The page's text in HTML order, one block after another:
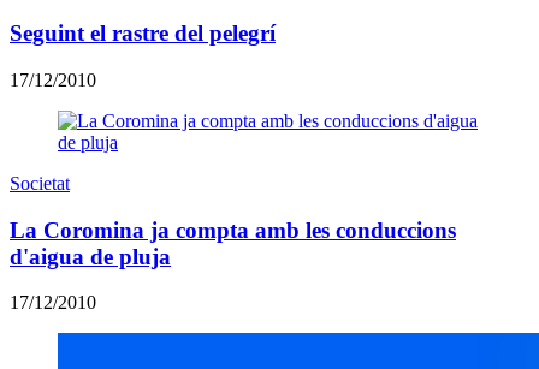
Seguint el rastre del pelegrí
17/12/2010
Societat
La Coromina ja compta amb les conduccions
d'aigua de pluja
17/12/2010